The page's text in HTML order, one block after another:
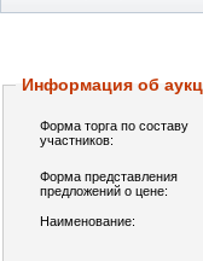
Информация об
Форма торга по составу
участников:
Форма представления
предложений о цене:
Наименование: